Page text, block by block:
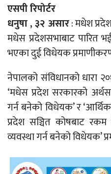
एसपी रिपोर्टर
धनुषा , ३२ असार: मधेश
मधेस प्रदेशसभाबाट पारित
भएका दुई विधेयक
नेपालको संविधानको धारा
‘मधेस प्रदेश सरकारको
गर्न बनेको विधेयक’ र
प्रदेश सञ्चित कोषबाट रकम
व्यवस्था गर्न बनेको विधेयक’